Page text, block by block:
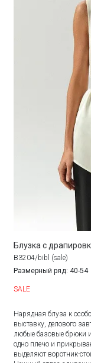
Блузка с
B3204/bibl (sale)
Размерный ряд: 40-54
SALE
Нарядная блуза к
выставку, делового
любые базовые брюки
одно плечо и
выделяют воротник-